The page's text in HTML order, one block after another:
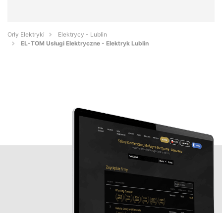
Orły Elektryki
Elektrycy - Lublin
EL-TOM Usługi Elektryczne - Elektryk Lublin